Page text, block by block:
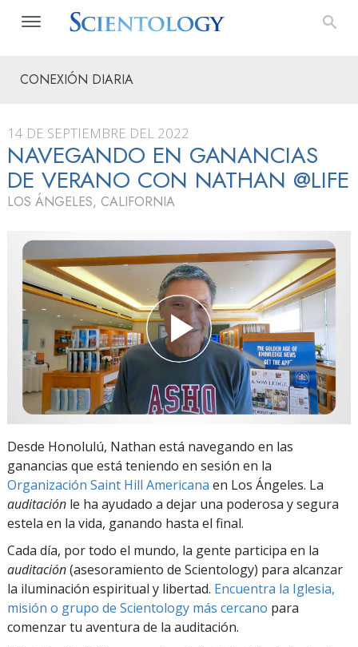
CONEXIÓN DIARIA
14 DE SEPTIEMBRE DEL 2022
NAVEGANDO EN GANANCIAS
DE VERANO CON NATHAN @LIFE
LOS ÁNGELES, CALIFORNIA
Desde Honolulú, Nathan está navegando en las
ganancias que está teniendo en sesión en la
Organización Saint Hill Americana en Los Ángeles. La
auditación le ha ayudado a dejar una poderosa y segura
estela en la vida, ganando hasta el final.
Cada día, por todo el mundo, la gente participa en la
auditación(asesoramiento de Scientology) para alcanzar
la iluminación espiritual y libertad. Encuentra la Iglesia,
misión o grupo de Scientology más cercano para
comenzar tu aventura de la auditación.